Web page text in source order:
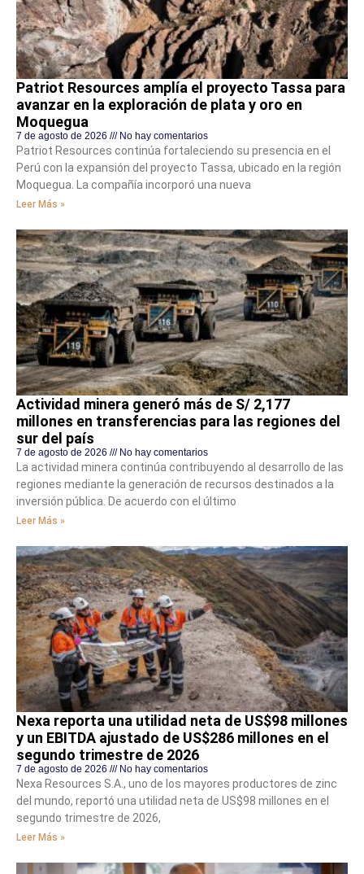
Patriot Resources amplía el proyecto Tassa para
avanzar en la exploración de plata y oro en
Moquegua
7 de agosto de 2026 No hay comentarios
Patriot Resources continúa fortaleciendo su presencia en el
Perú con la expansión del proyecto Tassa, ubicado en la región
Moquegua. La compañía incorporó una nueva
Leer Más »
Actividad minera generó más de S/ 2,177
millones en transferencias para las regiones del
sur del país
7 de agosto de 2026 No hay comentarios
La actividad minera continúa contribuyendo al desarrollo de las
regiones mediante la generación de recursos destinados a la
inversión pública. De acuerdo con el último
Leer Más »
Nexa reporta una utilidad neta de US$98 millones
y un EBITDA ajustado de US$286 millones en el
segundo trimestre de 2026
7 de agosto de 2026 No hay comentarios
Nexa Resources S.A., uno de los mayores productores de zinc
del mundo, reportó una utilidad neta de US$98 millones en el
segundo trimestre de 2026,
Leer Más »